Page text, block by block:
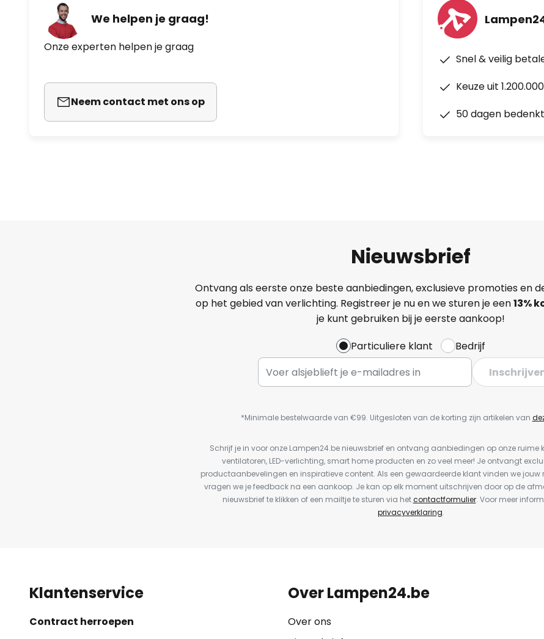
We helpen je graag!
Onze experten helpen je graag
Neem contact met ons op
Snel & veilig
Keuze uit
50 dagen
Nieuwsbrief
Ontvang als eerste onze beste aanbiedingen, exclusieve promoties en
op het gebied van verlichting. Registreer je nu en we sturen je een13%
je kunt gebruiken bij je eerste aankoop!
Particuliere klant
Bedrijf
*Minimale bestelwaarde van €99. Uitgesloten van de korting zijn artikelen van
Schrijf je in voor onze Lampen24.be nieuwsbrief en ontvang aanbiedingen op onze ruime
ventilatoren, LED-verlichting, smart home producten en zo veel meer! Je ontvangt
productaanbevelingen en inspiratieve content. Als een gewaardeerde klant vinden we jouw
vragen we je feedback na een aankoop. Je kan op elk moment uitschrijven door op de
nieuwsbrief te klikken of een mailtje te sturen via hetcontactformulier. Voor meer
privacyverklaring.
Klantenservice
Contract herroepen
Over Lampen24.be
Over ons